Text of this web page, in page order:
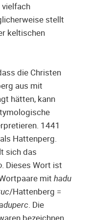
vielfach
stellt
keltischen
die Christen
aus mit
hätten, kann
1441
Hattenperg.
sich das
. Dieses Wort ist
mithadu
/Hattenberg =
. Die